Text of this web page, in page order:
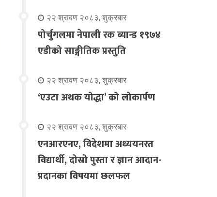
२२ श्रावण २०८३, शुक्रबार
पोर्चुगलमा नेपाली रक ब्यान्ड १९७४
एडीको साङ्गीतिक प्रस्तुति
२२ श्रावण २०८३, शुक्रबार
‘एउटा अथक योद्धा’ को लोकार्पण
२२ श्रावण २०८३, शुक्रबार
एनआरएनए, विदेशमा अध्ययनरत
विद्यार्थी, दोस्रो पुस्ता र ज्ञान आदान-
प्रदानका विषयमा छलफल